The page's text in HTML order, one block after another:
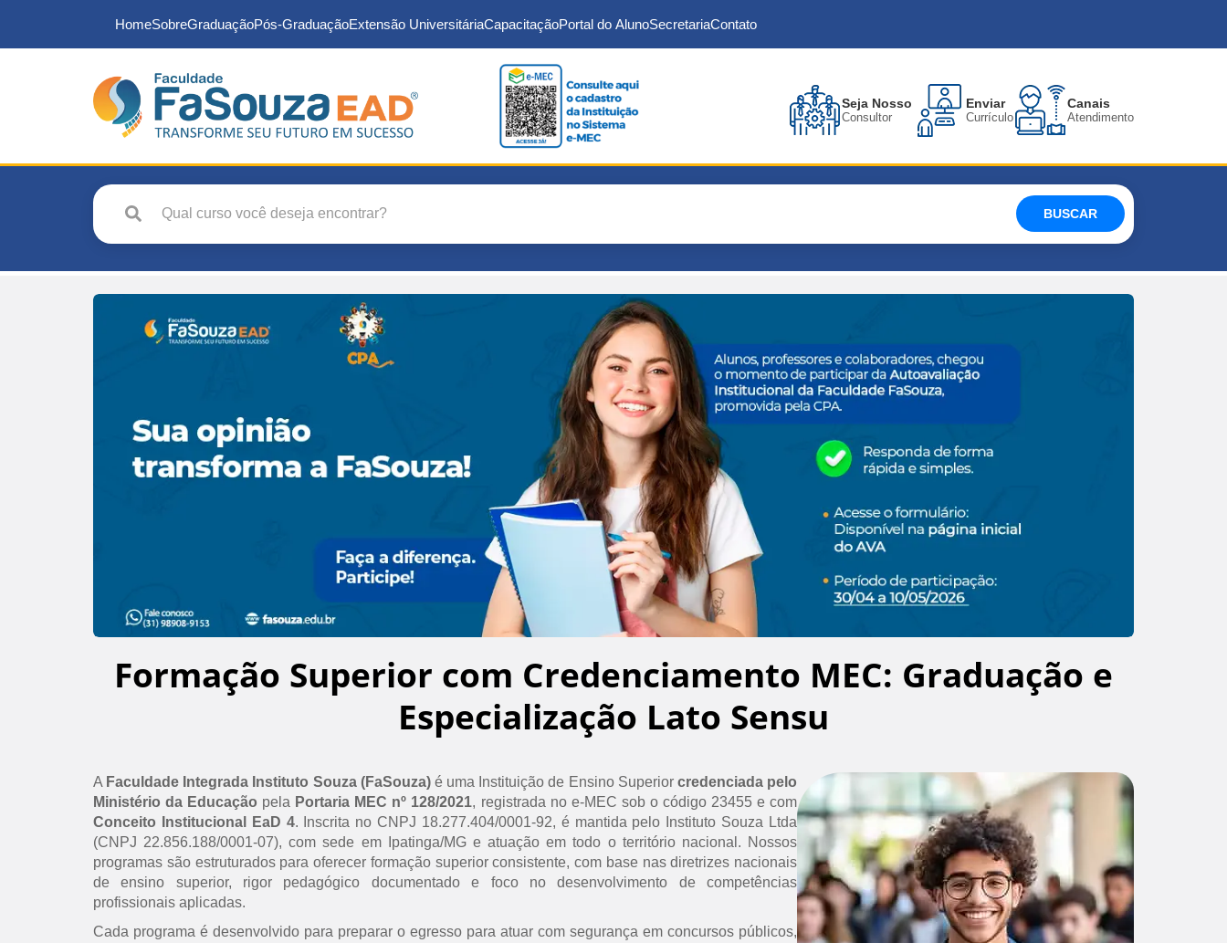
HomeSobreGraduaçãoPós-GraduaçãoExtensão UniversitáriaCapacitaçãoPortal do AlunoSecretariaContato
Seja Nosso
Consultor
Enviar
Currículo
Canais
Atendimento
BUSCAR
Formação Superior com Credenciamento MEC: Graduação e
Especialização Lato Sensu
A Faculdade Integrada Instituto Souza (FaSouza)é uma Instituição de Ensino Superior credenciada pelo
Ministério da Educação pela Portaria MEC nº 128/2021, registrada no e-MEC sob o código 23455 e com
Conceito Institucional EaD 4. Inscrita no CNPJ 18.277.404/0001-92, é mantida pelo Instituto Souza Ltda
(CNPJ 22.856.188/0001-07), com sede em Ipatinga/MG e atuação em todo o território nacional. Nossos
programas são estruturados para oferecer formação superior consistente, com base nas diretrizes nacionais
de ensino superior, rigor pedagógico documentado e foco no desenvolvimento de competências
profissionais aplicadas.
Cada programa é desenvolvido para preparar o egresso para atuar com segurança em concursos públicos,